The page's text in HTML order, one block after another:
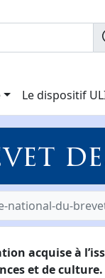
Le dispositif
national-du-
acquise à
et de